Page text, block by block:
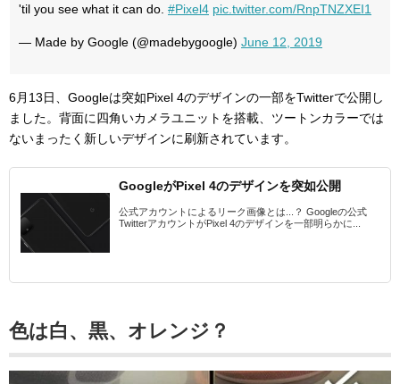
'til you see what it can do. #Pixel4 pic.twitter.com/RnpTNZXEI1
— Made by Google (@madebygoogle) June 12, 2019
6月13日、Googleは突如Pixel 4のデザインの一部をTwitterで公開し
ました。背面に四角いカメラユニットを搭載、ツートンカラーでは
ないまったく新しいデザインに刷新されています。
GoogleがPixel 4のデザインを突如公開
公式アカウントによるリーク画像とは...？ Googleの公式
TwitterアカウントがPixel 4のデザインを一部明らかに...
色は白、黒、オレンジ？